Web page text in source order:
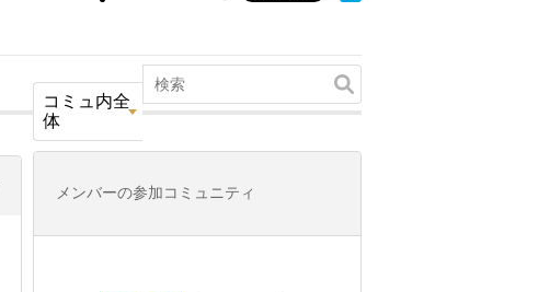
コミュ内全
体
メンバーの参加コミュニティ